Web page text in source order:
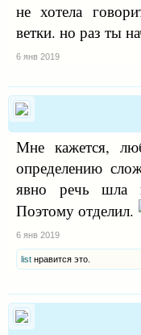
не хотела
ветки. но раз ты
6 янв 2019
Мне кажется,
определению
явно речь шла
Поэтому отделил.
6 янв 2019
list нравится это.